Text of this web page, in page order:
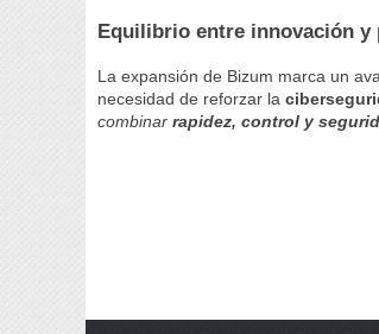
Equilibrio entre innovación y
La expansión de Bizum marca un
necesidad de reforzar la
combinarrapidez, control y